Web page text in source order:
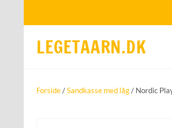
LEGETAARN.DK
Forside /Sandkasse med låg / Nordic